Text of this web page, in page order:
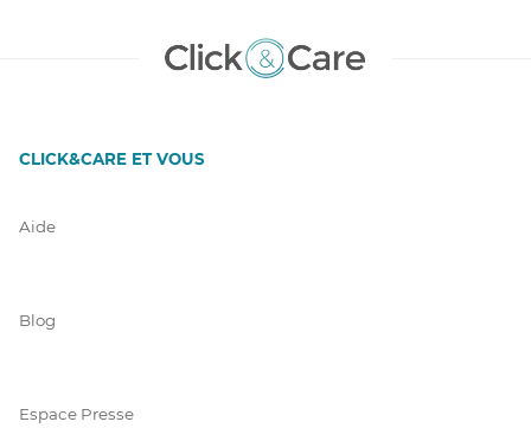
CLICK&CARE ET VOUS
Aide
Blog
Espace Presse